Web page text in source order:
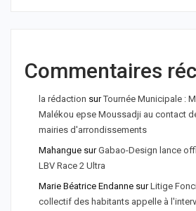
Commentaires
la rédaction surTournée Municipale :
Malékou epse Moussadji au contact
mairies d'arrondissements
Mahangue surGabao-Design lance
LBV Race 2 Ultra
Marie Béatrice Endanne surLitige
collectif des habitants appelle à